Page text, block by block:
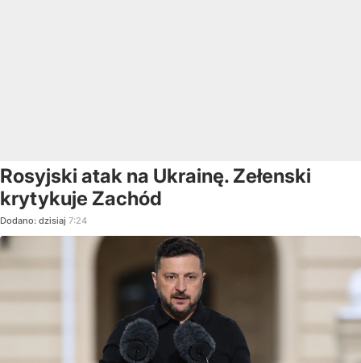
Rosyjski atak na Ukrainę. Zełenski
krytykuje Zachód
Dodano: dzisiaj 7:24